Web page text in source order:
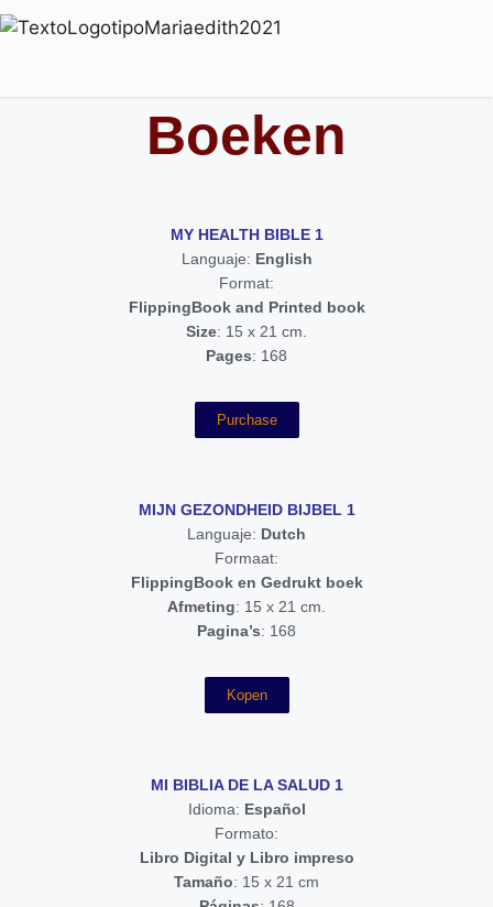
Boeken
MY HEALTH BIBLE 1
Languaje: English
Format:
FlippingBook and Printed book
Size: 15 x 21 cm.
Pages: 168
Purchase
MIJN GEZONDHEID BIJBEL 1
Languaje: Dutch
Formaat:
FlippingBook en Gedrukt boek
Afmeting: 15 x 21 cm.
Pagina’s: 168
Kopen
MI BIBLIA DE LA SALUD 1
Idioma: Español
Formato:
Libro Digital y Libro impreso
Tamaño: 15 x 21 cm